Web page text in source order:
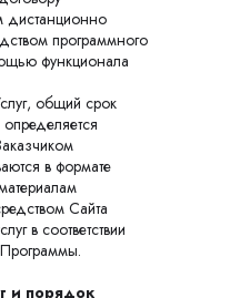
дистанционно
программного
функционала
общий срок
в формате
Сайта
в соответствии
и порядок